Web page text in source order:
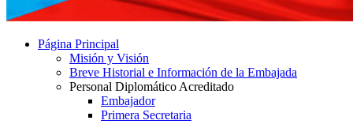
Página Principal
Misión y Visión
Breve Historial e Información de la Embajada
Personal Diplomático Acreditado
Embajador
Primera Secretaria